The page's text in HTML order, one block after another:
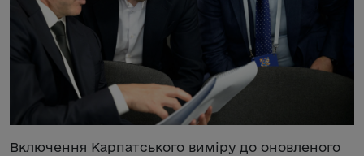
Включення Карпатського виміру до оновленого